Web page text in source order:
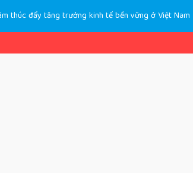
thúc đẩy tăng trưởng kinh tế bền vững ở Việt Nam